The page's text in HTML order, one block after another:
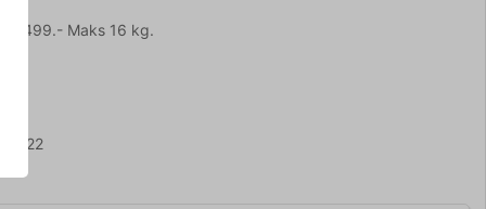
499.- Maks 16 kg.
22